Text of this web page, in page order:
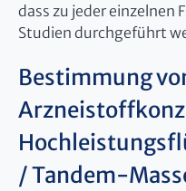
dass zu jeder einzelnen
Studien durchgeführt
Bestimmung
/ Tandem-